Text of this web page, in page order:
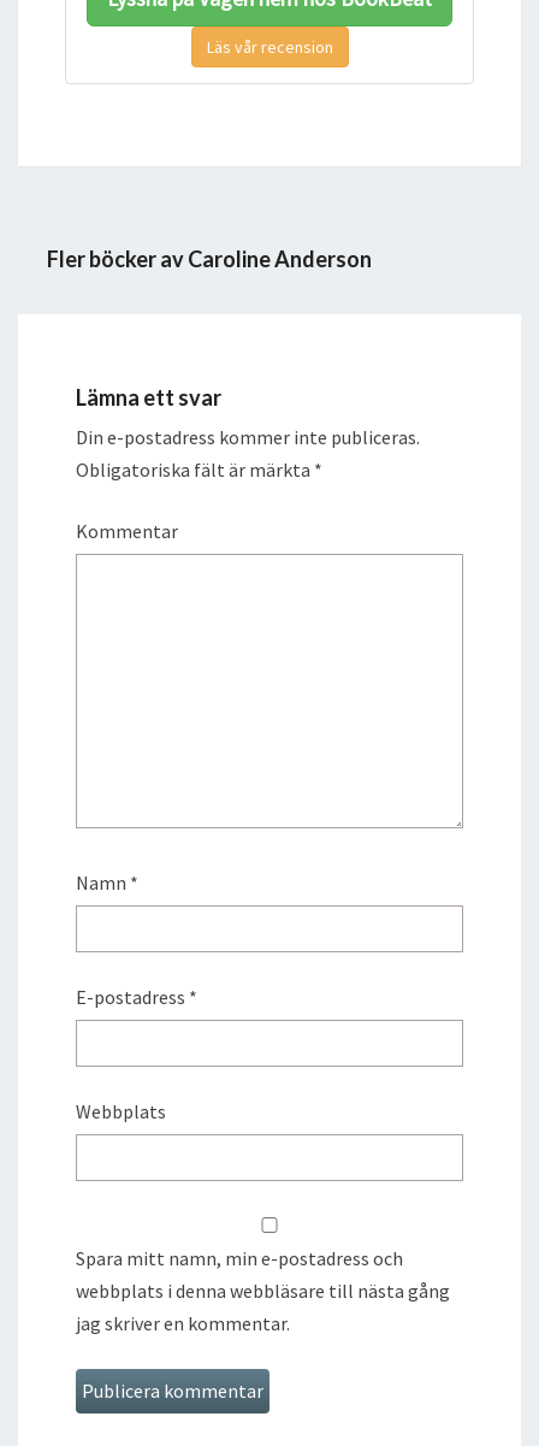
Läs vår recension
Fler böcker av Caroline Anderson
Lämna ett svar
Din e-postadress kommer inte publiceras.
Obligatoriska fält är märkta *
Kommentar
Namn *
E-postadress *
Webbplats
Spara mitt namn, min e-postadress och
webbplats i denna webbläsare till nästa gång
jag skriver en kommentar.